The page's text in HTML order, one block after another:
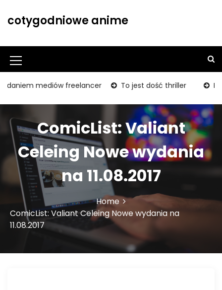
t
c
t
cotygodniowe anime
M
e
n
u
I
c
o
n
mediów freelancer To jest dość thriller BUM!
ComicList: Valiant
Celeing Nowe wydania
na 11.08.2017
Home
ComicList: Valiant Celeing Nowe wydania na
11.08.2017